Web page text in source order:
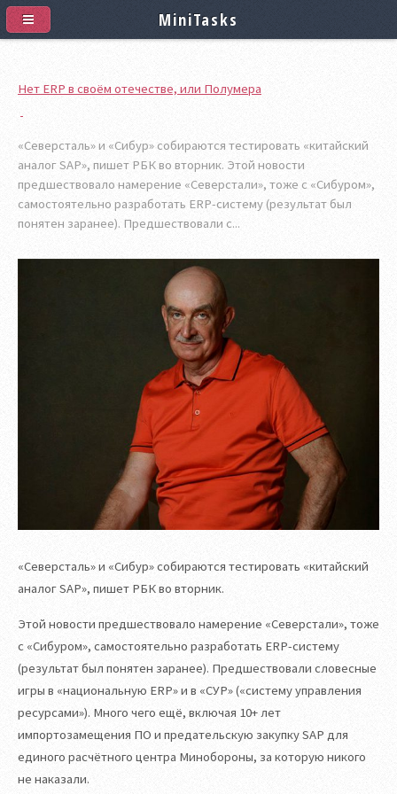
Нет ERP в своём отечестве, или Полумера
«Северсталь» и «Сибур» собираются тестировать «китайский
аналог SAP», пишет РБК во вторник. Этой новости
предшествовало намерение «Северстали», тоже с «Сибуром»,
самостоятельно разработать ERP-систему (результат был
понятен заранее). Предшествовали с...
«Северсталь» и «Сибур» собираются тестировать «китайский
аналог SAP», пишет РБК во вторник.
Этой новости предшествовало намерение «Северстали», тоже
с «Сибуром», самостоятельно разработать ERP-систему
(результат был понятен заранее). Предшествовали словесные
игры в «национальную ERP» и в «СУР» («систему управления
ресурсами»). Много чего ещё, включая 10+ лет
импортозамещения ПО и предательскую закупку SAP для
единого расчётного центра Минобороны, за которую никого
не наказали.
MiniTasks